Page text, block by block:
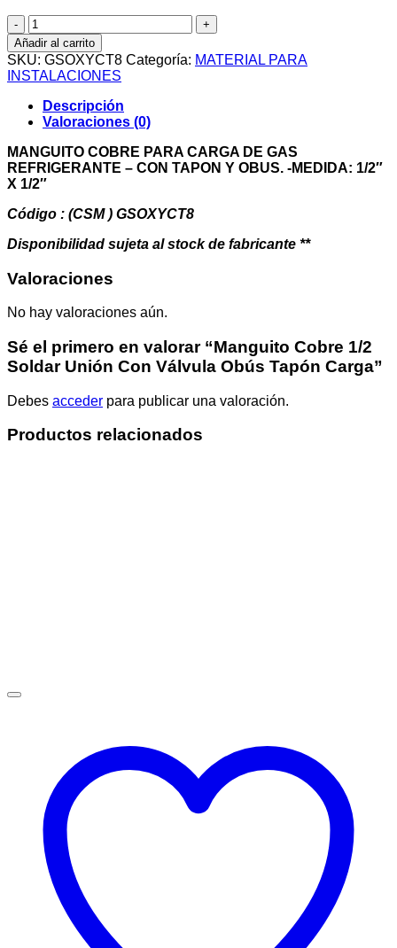
Manguito
Cobre
1/2
Soldar
Unión
Con
Válvula
Obús
Tapón
Carga
cantidad
Añadir al carrito
SKU: GSOXYCT8 Categoría: MATERIAL PARA
INSTALACIONES
Descripción
Valoraciones (0)
MANGUITO COBRE PARA CARGA DE GAS
REFRIGERANTE – CON TAPON Y OBUS. -MEDIDA: 1/2″
X 1/2″
Código : (CSM ) GSOXYCT8
Disponibilidad sujeta al stock de fabricante **
Valoraciones
No hay valoraciones aún.
Sé el primero en valorar “Manguito Cobre 1/2
Soldar Unión Con Válvula Obús Tapón Carga”
Debes acceder para publicar una valoración.
Productos relacionados